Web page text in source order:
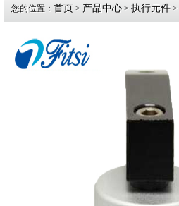
您的位置： 首页 > 产品中心 > 执行元件 >